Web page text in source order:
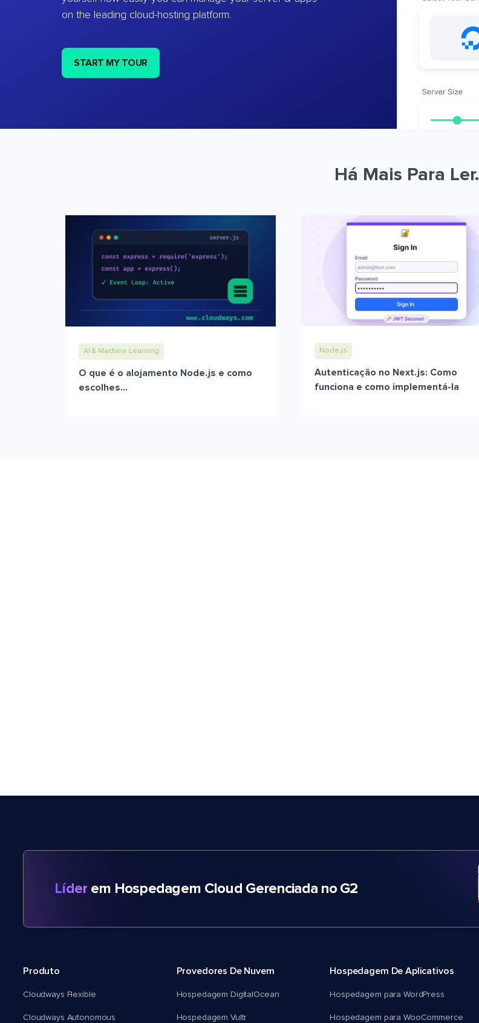
on the leading cloud-hosting platform.
START MY TOUR
Há Mais Para Ler.
AI & Machine Learning
O que é o alojamento Node.js e como
escolhes...
Node.js
Autenticação no Next.js: Como
funciona e como implementá-la
Líder em Hospedagem Cloud Gerenciada no G2
Produto
Cloudways Flexible
Cloudways Autonomous
Provedores De Nuvem
Hospedagem DigitalOcean
Hospedagem Vultr
Hospedagem De Aplicativos
Hospedagem para WordPress
Hospedagem para WooCommerce